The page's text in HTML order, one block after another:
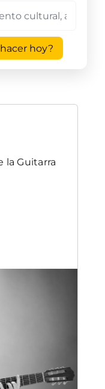
hoy?
la Guitarra